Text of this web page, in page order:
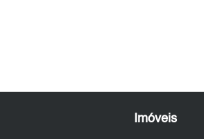
Imóveis